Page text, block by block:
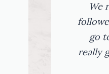
dagen